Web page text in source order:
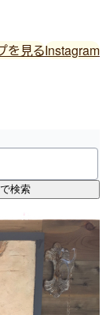
を見るInstagram
検索